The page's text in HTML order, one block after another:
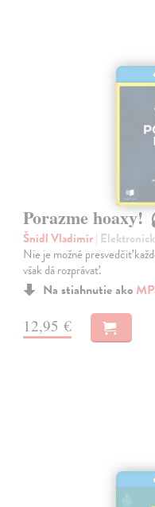
Porazme hoaxy!
Šnídl Vladimír|
Nie je možné presvedčiť
však dá rozprávať.
Na stiahnutie ako
12,95 €